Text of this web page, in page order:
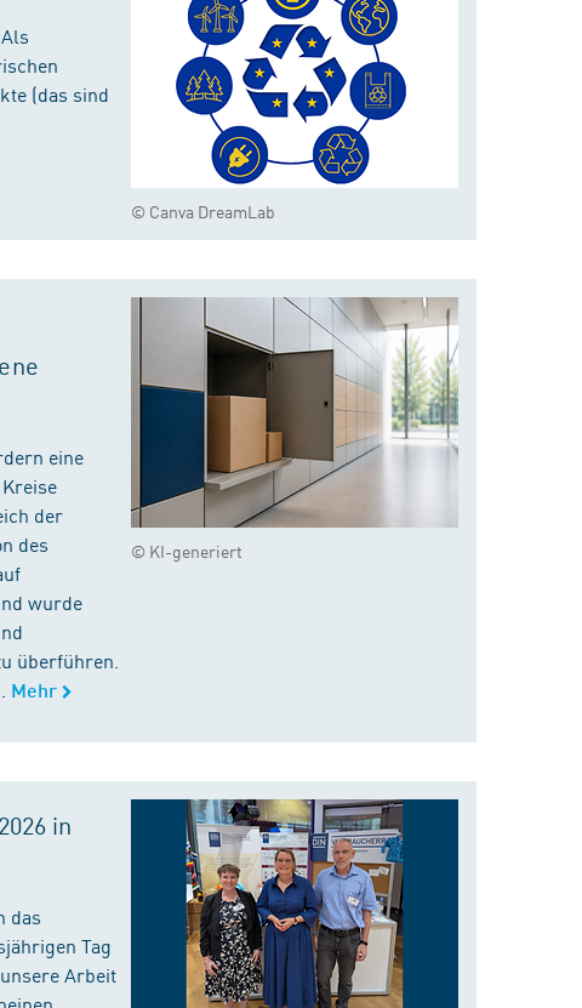
© Canva DreamLab
(das sind
© KI-generiert
eine
der
des
wurde
überführen.
Mehr
in
das
Tag
Arbeit